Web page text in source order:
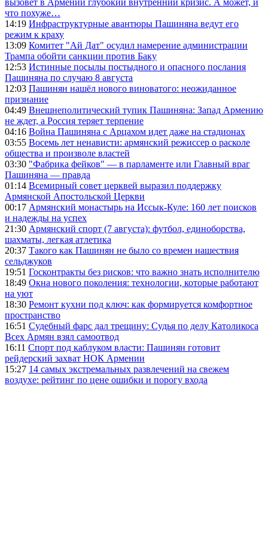
вызовет в Армении глубокий внутренний кризис. А может, и
что похуже…
14:19 Инфраструктурные авантюры Пашиняна ведут его
режим к краху
13:09 Комитет "Ай Дат" осудил намерение администрации
Трампа обойти санкции против Баку
12:53 Истинные посылы постыдного и опасного послания
Пашиняна по случаю 8 августа
12:03 Пашинян нашёл нового виноватого: неожиданное
признание
04:49 Внешнеполитический тупик Пашиняна: Запад Армению
не ждет, а Россия теряет терпение
04:16 Война Пашиняна с Арцахом идет даже на стадионах
03:55 Восемь лет ненависти: армянский режиссер о расколе
общества и произволе властей
03:30 "Фабрика фейков" — в парламенте или Главный враг
Пашиняна — правда
01:14 Всемирный совет церквей выразил поддержку
Армянской Апостольской Церкви
00:17 Армянский монастырь на Иссык-Куле: 160 лет поисков
и надежды на успех
21:30 Армянский спорт (7 августа): футбол, единоборства,
шахматы, легкая атлетика
20:37 Такого как Пашинян не было со времен нашествия
сельджуков
19:51 Госконтракты без рисков: что важно знать исполнителю
18:49 Окна нового поколения: технологии, которые работают
на уют
18:30 Ремонт кухни под ключ: как формируется комфортное
пространство
16:51 Судебный фарс дал трещину: Судья по делу Католикоса
Всех Армян взял самоотвод
16:11 Спорт под каблуком власти: Пашинян готовит
рейдерский захват НОК Армении
15:27 14 самых экстремальных развлечений на свежем
воздухе: рейтинг по цене ошибки и порогу входа